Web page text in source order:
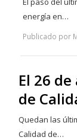
energía en…
Publicado por
El 26
de
Quedan las
Calidad de…